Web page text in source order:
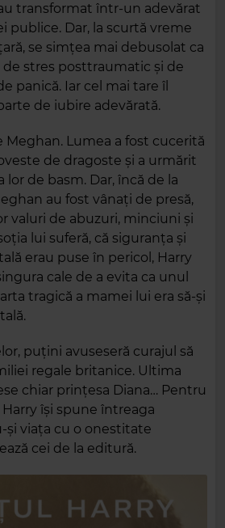
transformat într‑un adevărat
publice. Dar, la scurtă vreme
se simțea mai debusolat ca
stres posttraumatic și de
panică. Iar cel mai tare îl
de iubire adevărată.
Meghan. Lumea a fost cucerită
de dragoste și a urmărit
de basm. Dar, încă de la
au fost vânați de presă,
valuri de abuzuri, minciuni și
lui suferă, că siguranța și
erau puse în pericol, Harry
cale de a evita ca unul
tragică a mamei lui era să‑și
puțini avuseseră curajul să
regale britanice. Ultima
chiar prințesa Diana… Pentru
își spune întreaga
viața cu o onestitate
cei de la editură.